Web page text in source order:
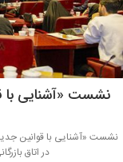
نشست «آشنایی با
نشست «آشنایی با قوانین
در اتاق